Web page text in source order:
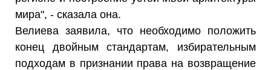
мира", - сказала она.
Велиева заявила, что необходимо положить
конец двойным стандартам, избирательным
подходам в признании права на возвращение